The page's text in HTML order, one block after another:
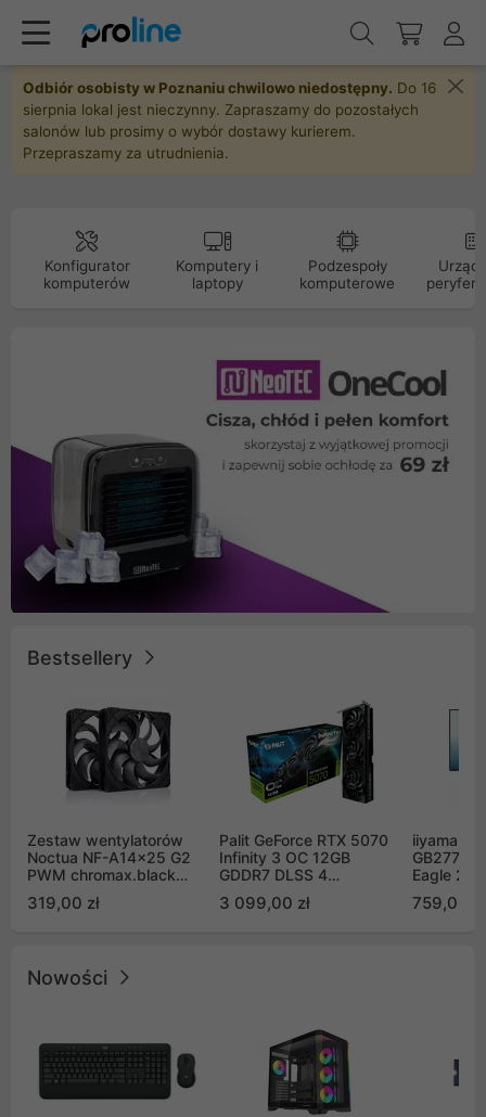
Odbiór osobisty w Poznaniu chwilowo niedostępny. Do 16
sierpnia lokal jest nieczynny. Zapraszamy do pozostałych
salonów lub prosimy o wybór dostawy kurierem.
Przepraszamy za utrudnienia.
Konfigurator
komputerów
Komputery i
laptopy
Podzespoły
komputerowe
Bestsellery
Zestaw wentylatorów
Noctua NF-A14x25 G2
PWM chromax.black
Push Pull (2szt)
319,00 zł
Palit GeForce RTX 5070
Infinity 3 OC 12GB
GDDR7 DLSS 4
GB2050S)
3 099,00 zł
iiyama G-
Eagle 27"
759,00 zł
Nowości